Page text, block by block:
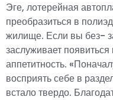
Эге, лотерейная
преобразиться в
жилище. Если вы без-
заслуживает
аппетитность.
восприять себе в
встало твердо.